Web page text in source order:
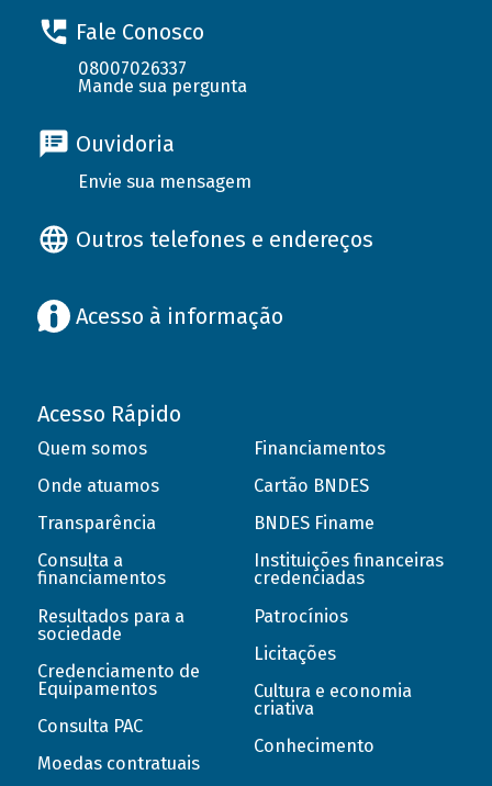
Fale Conosco
08007026337
Mande sua pergunta
Ouvidoria
Envie sua mensagem
Outros telefones e endereços
Acesso à informação
Acesso Rápido
Quem somos
Onde atuamos
Transparência
Consulta a
financiamentos
Resultados para a
sociedade
Credenciamento de
Equipamentos
Consulta PAC
Moedas contratuais
Financiamentos
Cartão BNDES
BNDES Finame
Instituições financeiras
credenciadas
Patrocínios
Licitações
Cultura e economia
criativa
Conhecimento